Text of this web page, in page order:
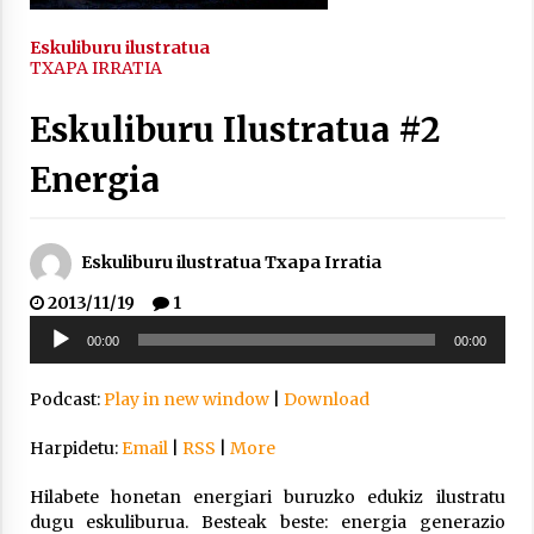
2021/11/25
Arrosaren IX. Topaketak – Mila
2021/11/11
Eskuliburu ilustratua
TXAPA IRRATIA
Eskuliburu Ilustratua #2
Energia
Eskuliburu ilustratua Txapa Irratia
2013/11/19
1
Soinu
erreproduzigailua
00:00 00:00
Podcast:Play in new window| Download
Harpidetu:Email| RSS More
Hilabete honetan energiari buruzko edukiz ilustratu
dugu eskuliburua. Besteak beste: energia generazio